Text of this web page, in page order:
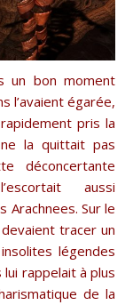
un bon moment
l’avaient égarée,
pris la
la quittait pas
déconcertante
aussi
Arachnees. Sur le
tracer un
légendes
rappelait à plus
de la